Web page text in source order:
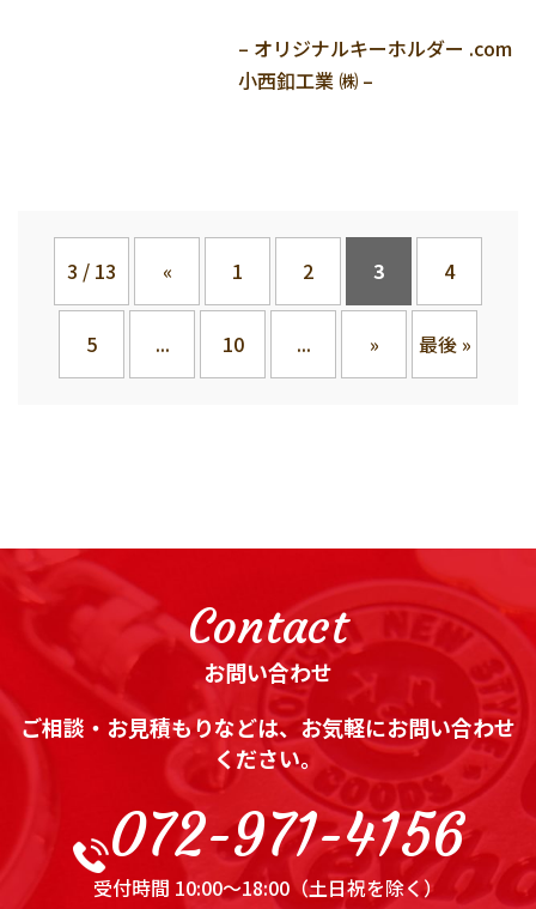
– オリジナルキーホルダー .com
小西釦工業 ㈱ –
3 / 13 « 1 2 3 4
5 ... 10 ... » 最後 »
Contact
お問い合わせ
ご相談・お見積もりなどは、お気軽にお問い合わせ
ください。
072-971-4156
受付時間 10:00～18:00（土日祝を除く）